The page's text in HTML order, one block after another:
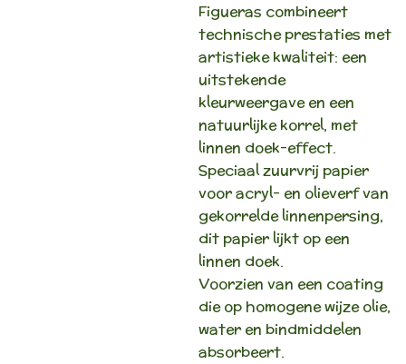
Figueras combineert
technische prestaties met
artistieke kwaliteit: een
uitstekende
kleurweergave en een
natuurlijke korrel, met
linnen doek-effect.
Speciaal zuurvrij papier
voor acryl- en olieverf van
gekorrelde linnenpersing,
dit papier lijkt op een
linnen doek.
Voorzien van een coating
die op homogene wijze olie,
water en bindmiddelen
absorbeert.